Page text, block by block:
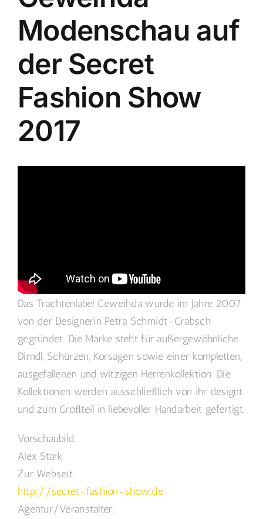
Modenschau auf
der Secret
Fashion Show
2017
Das Trachtenlabel Geweihda wurde im Jahre 2007
von der Designerin Petra Schmidt-Grabsch
gegründet. Die Marke steht für außergewöhnliche
Dirndl, Schürzen, Korsagen sowie einer kompletten,
ausgefallenen und witzigen Herrenkollektion. Die
Kollektionen werden ausschlieﬂlich von ihr designt
und zum Groﬂteil in liebevoller Handarbeit gefertigt.
Vorschaubild:
Alex Stark
Zur Webseit:
http://secret-fashion-show.de
Agentur/Veranstalter: